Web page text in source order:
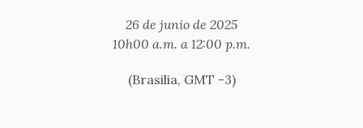
26 de junio de 2025
10h00 a.m. a 12:00 p.m.
(Brasilia, GMT -3)